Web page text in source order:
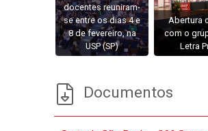
docentes reuniram-
se entre os dias 4 e
8 de fevereiro, na
USP (SP)
Abertura
com o
Letra
Documentos